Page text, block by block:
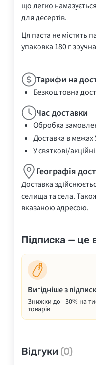
що легко
для десертів.
Ця паста не містить
упаковка 180 г
Тарифи на
Безкоштовна
Час доставки
Обробка
Доставка в межах
У святкові/
Географія
Доставка
селища та села.
вказаною адресою.
Підписка — це
Вигідніше з
Знижки до –30% на
товарів
Відгуки (0)